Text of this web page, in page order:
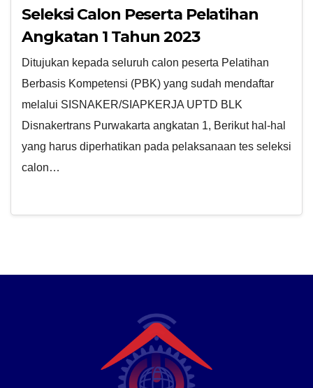
Seleksi Calon Peserta Pelatihan
Angkatan 1 Tahun 2023
Ditujukan kepada seluruh calon peserta Pelatihan
Berbasis Kompetensi (PBK) yang sudah mendaftar
melalui SISNAKER/SIAPKERJA UPTD BLK
Disnakertrans Purwakarta angkatan 1, Berikut hal-hal
yang harus diperhatikan pada pelaksanaan tes seleksi
calon…